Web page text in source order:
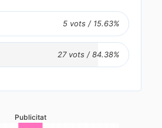
Publicitat